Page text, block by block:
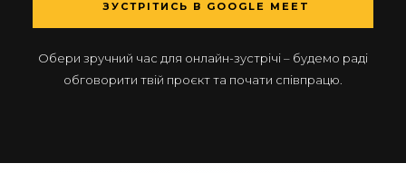
ЗУСТРІТИСЬ В GOOGLE MEET
Обери зручний час для онлайн-зустрічі – будемо раді
обговорити твій проєкт та почати співпрацю.